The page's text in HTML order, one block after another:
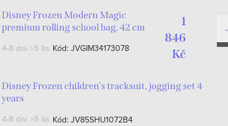
Disney Frozen Modern Magic
premium rolling school bag, 42 cm
4-8 dní >5 ks Kód: JVGIM34173078
1
846
Kč
Disney Frozen children's tracksuit, jogging set 4
years
4-8 dní >5 ks Kód: JV85SHU1072B4